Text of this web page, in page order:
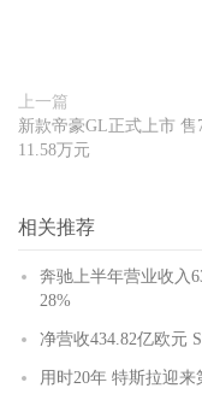
上一篇
新款帝豪GL正式上市 售
11.58万元
相关推荐
奔驰上半年营业收入
28%
净营收434.82亿欧元
用时20年 特斯拉迎